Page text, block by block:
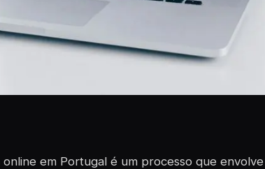
online em Portugal é um processo que